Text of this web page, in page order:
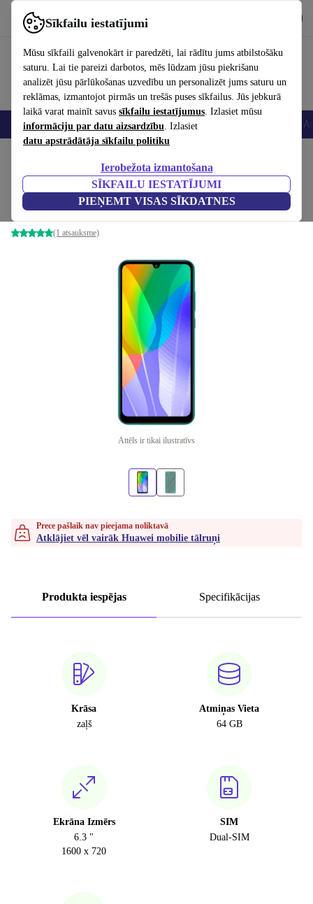
Sīkfailu iestatījumi
Mūsu sīkfaili galvenokārt ir paredzēti, lai rādītu jums atbilstošāku
saturu. Lai tie pareizi darbotos, mēs lūdzam jūsu piekrišanu
analizēt jūsu pārlūkošanas uzvedību un personalizēt jums saturu un
reklāmas, izmantojot pirmās un trešās puses sīkfailus. Jūs jebkurā
laikā varat mainīt savus sīkfailu iestatījumus. Izlasiet mūsu
informāciju par datu aizsardzību. Izlasiet
datu apstrādātāja sīkfailu politiku
Ierobežota izmantošana
SĪKFAILU IESTATĪJUMI
PIEŅEMT VISAS SĪKDATNES
Izmantojiet refurbed ātri un viegli
Viedtālruņi Portatīvie datori Planšetes Viedpulksteņi
Huawei Y6p
64 GB | emerald green
(1 atsauksme)
Attēls ir tikai ilustratīvs
Prece pašlaik nav pieejama noliktavā
Atklājiet vēl vairāk Huawei mobilie tālruņi
Produkta iespējas Specifikācijas
Krāsa
zaļš
Atmiņas Vieta
64 GB
Ekrāna Izmērs
6.3 "
1600 x 720
SIM
Dual-SIM